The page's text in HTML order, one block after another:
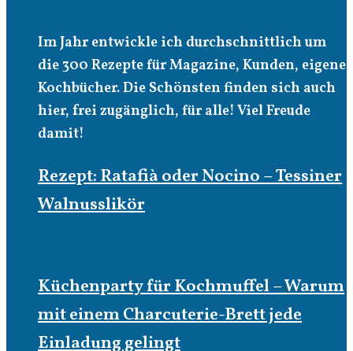
Im Jahr entwickle ich durchschnittlich um
die 300 Rezepte für Magazine, Kunden, eigene
Kochbücher. Die Schönsten finden sich auch
hier, frei zugänglich, für alle! Viel Freude
damit!
Rezept: Ratafià oder Nocino – Tessiner
Walnusslikör
Küchenparty für Kochmuffel – Warum
mit einem Charcuterie-Brett jede
Einladung gelingt